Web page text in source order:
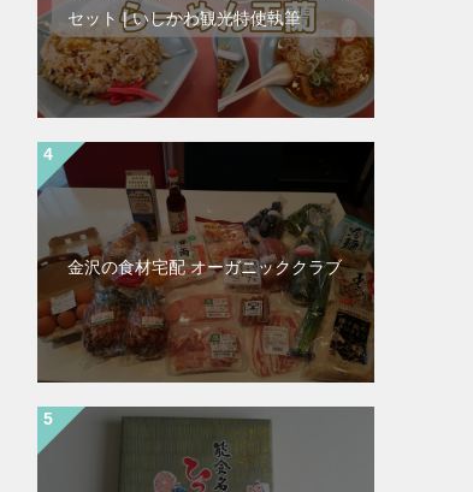
セット | いしかわ観光特使執筆
金沢の食材宅配 オーガニッククラブ